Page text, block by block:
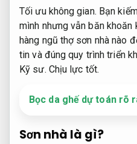
Tối ưu không gian. Bạn
mình nhưng vẫn băn
hàng ngũ thợ sơn nhà nào
tin và đúng quy trình triển
Kỹ sư. Chịu lực tốt.
Bọc da ghế dự toán rõ
Sơn nhà là gì?